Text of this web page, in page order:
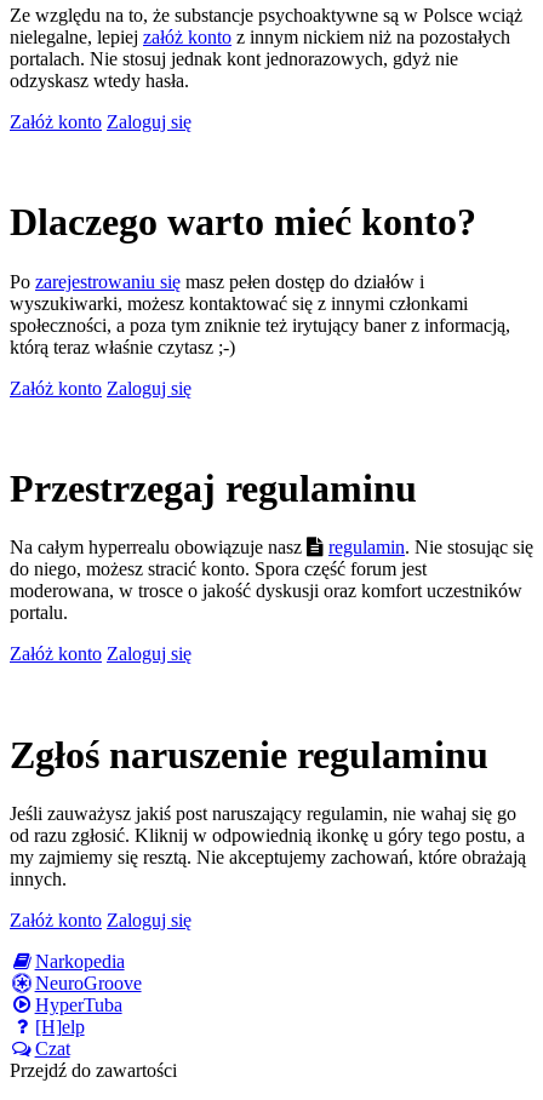
Ze względu na to, że substancje psychoaktywne są w Polsce wciąż
nielegalne, lepiej załóż konto z innym nickiem niż na pozostałych
portalach. Nie stosuj jednak kont jednorazowych, gdyż nie
odzyskasz wtedy hasła.
Załóż konto Zaloguj się
Dlaczego warto mieć konto?
Po zarejestrowaniu się masz pełen dostęp do działów i
wyszukiwarki, możesz kontaktować się z innymi członkami
społeczności, a poza tym zniknie też irytujący baner z informacją,
którą teraz właśnie czytasz ;-)
Załóż konto Zaloguj się
Przestrzegaj regulaminu
Na całym hyperrealu obowiązuje nasz regulamin. Nie stosując się
do niego, możesz stracić konto. Spora część forum jest
moderowana, w trosce o jakość dyskusji oraz komfort uczestników
portalu.
Załóż konto Zaloguj się
Zgłoś naruszenie regulaminu
Jeśli zauważysz jakiś post naruszający regulamin, nie wahaj się go
od razu zgłosić. Kliknij w odpowiednią ikonkę u góry tego postu, a
my zajmiemy się resztą. Nie akceptujemy zachowań, które obrażają
innych.
Załóż konto Zaloguj się
Narkopedia
NeuroGroove
HyperTuba
[H]elp
Czat
Przejdź do zawartości